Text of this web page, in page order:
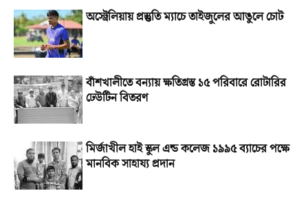
অস্ট্রেলিয়ায় প্রস্তুতি ম্যাচে তাইজুলের আঙুলে চোট
বাঁশখালীতে বন্যায় ক্ষতিগ্রস্ত ১৫ পরিবারে রোটারির
ঢেউটিন বিতরণ
মির্জাখীল হাই স্কুল এন্ড কলেজ ১৯৯৫ ব্যাচের পক্ষে
মানবিক সাহায্য প্রদান